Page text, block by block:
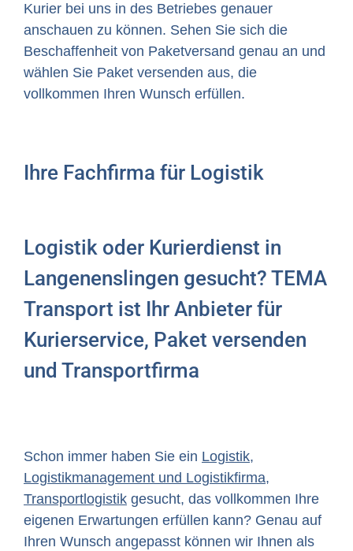
Kurier bei uns in des Betriebes genauer
anschauen zu können. Sehen Sie sich die
Beschaffenheit von Paketversand genau an und
wählen Sie Paket versenden aus, die
vollkommen Ihren Wunsch erfüllen.
Ihre Fachfirma für Logistik
Logistik oder Kurierdienst in
Langenenslingen gesucht? TEMA
Transport ist Ihr Anbieter für
Kurierservice, Paket versenden
und Transportfirma
Schon immer haben Sie ein Logistik,
Logistikmanagement und Logistikfirma,
Transportlogistik gesucht, das vollkommen Ihre
eigenen Erwartungen erfüllen kann? Genau auf
Ihren Wunsch angepasst können wir Ihnen als